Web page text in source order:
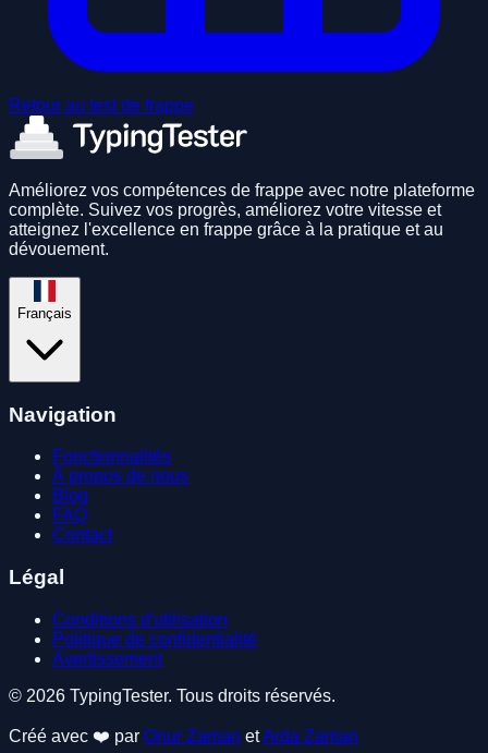
Retour au test de frappe
Améliorez vos compétences de frappe avec notre plateforme
complète. Suivez vos progrès, améliorez votre vitesse et
atteignez l'excellence en frappe grâce à la pratique et au
dévouement.
Français
Navigation
Fonctionnalités
À propos de nous
Blog
FAQ
Contact
Légal
Conditions d'utilisation
Politique de confidentialité
Avertissement
© 2026 TypingTester. Tous droits réservés.
Créé avec ❤️ par Onur Zaman etArda Zaman